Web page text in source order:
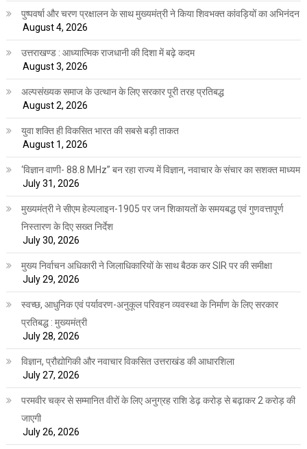
पुष्पवर्षा और चरण प्रक्षालन के साथ मुख्यमंत्री ने किया शिवभक्त कांवड़ियों का अभिनंदन
August 4, 2026
उत्तराखण्ड : आध्यात्मिक राजधानी की दिशा में बढ़े कदम
August 3, 2026
अल्पसंख्यक समाज के उत्थान के लिए सरकार पूरी तरह प्रतिबद्ध
August 2, 2026
युवा शक्ति ही विकसित भारत की सबसे बड़ी ताकत
August 1, 2026
‘विज्ञान वाणी- 88.8 MHz” बन रहा राज्य में विज्ञान, नवाचार के संचार का सशक्त माध्यम
July 31, 2026
मुख्यमंत्री ने सीएम हेल्पलाइन-1905 पर जन शिकायतों के समयबद्ध एवं गुणवत्तापूर्ण
निस्तारण के दिए सख्त निर्देश
July 30, 2026
मुख्य निर्वाचन अधिकारी ने जिलाधिकारियों के साथ बैठक कर SIR पर की समीक्षा
July 29, 2026
स्वच्छ, आधुनिक एवं पर्यावरण-अनुकूल परिवहन व्यवस्था के निर्माण के लिए सरकार
प्रतिबद्ध : मुख्यमंत्री
July 28, 2026
विज्ञान, प्रौद्योगिकी और नवाचार विकसित उत्तराखंड की आधारशिला
July 27, 2026
परमवीर चक्र से सम्मानित वीरों के लिए अनुग्रह राशि डेढ़ करोड़ से बढ़ाकर 2 करोड़ की
जाएगी
July 26, 2026